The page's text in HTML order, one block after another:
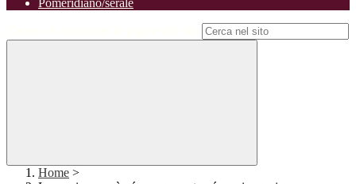
Pomeridiano/serale
Home >